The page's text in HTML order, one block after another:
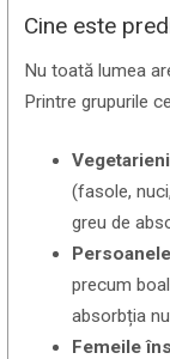
Cine este
Nu toată lumea
Printre grupurile
(fasole,
greu de
precum
absorbția
Femeile